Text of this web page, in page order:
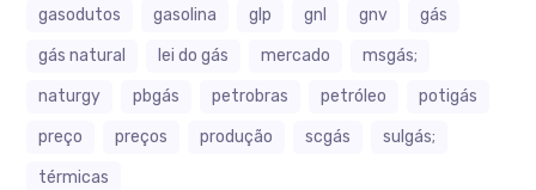
gasodutos
gasolina glp gnl gnv
gás
gás natural
lei do gás mercado
msgás;
naturgy
pbgás petrobras petróleo
potigás
preço
preços produção scgás
sulgás;
térmicas